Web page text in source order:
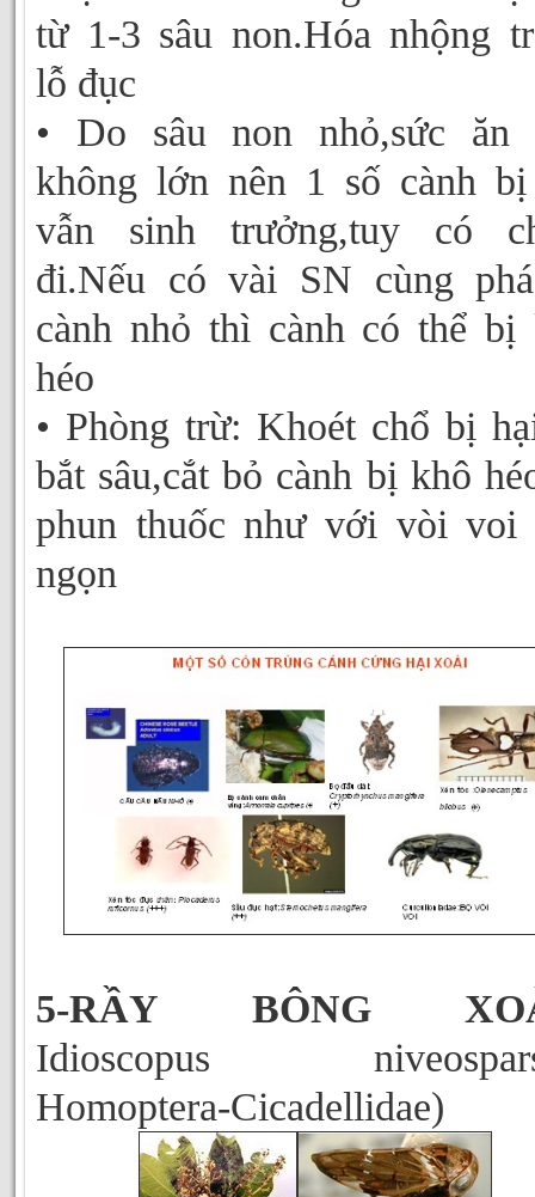
từ 1-3 sâu non.Hóa nhộng
lỗ đục
• Do sâu non nhỏ,sức ăn
không lớn nên 1 số cành
vẫn sinh trưởng,tuy có
đi.Nếu có vài SN cùng
cành nhỏ thì cành có thể bị
héo
• Phòng trừ: Khoét chổ bị
bắt sâu,cắt bỏ cành bị khô
phun thuốc như với vòi voi
ngọn
5-RẦY BÔNG
Idioscopus
Homoptera-Cicadellidae)